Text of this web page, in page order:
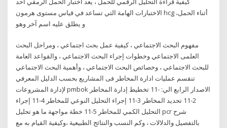
الاختبارات الهامة التي تساعد في قياس مستوى هرمون hcg أثناء الحمل،
و يطلق عليه اسم آخر وهو
مفهوم البحث الاجتماعي ، كيفية عمل بحث اجتماعي ، ومراحل البحث
العلمى الاجتماعي وخطوات إجراء البحث الاجتماعي ، والقواعد العامة
للبحث الاجتماعي ، وخصائص البحث الاجتماعي ، وأهمية البحث الاجتماعي
تنقسم عمليات ادارة المخاطر فى المشاريع بحسب الدليل المعرفي
لإدارة المشروعات pmbok الاصدار الرابع الي: -11 تخطيط إدارة المخاطر
2-11 تحديد المخاطر 3-11 إجراء التحليل النوعي للمخاطر 4-11 إجراء
التحليل الكمي للمخاطر 5-11 خطة مواجهة ما هو تحليل pcr شرح
بالتفصيل والدلالات ، وكم النسب والنتائج الطبيعية ،وكيفية القيام به مع